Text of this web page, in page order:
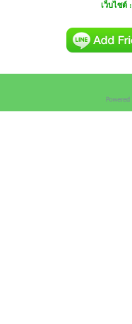
เว็บไซต์